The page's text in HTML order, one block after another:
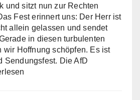
und sitzt nun zur Rechten
Fest erinnert uns: Der Herr ist
allein gelassen und sendet
in diesen turbulenten
wir Hoffnung schöpfen. Es ist
Sendungsfest. Die AfD